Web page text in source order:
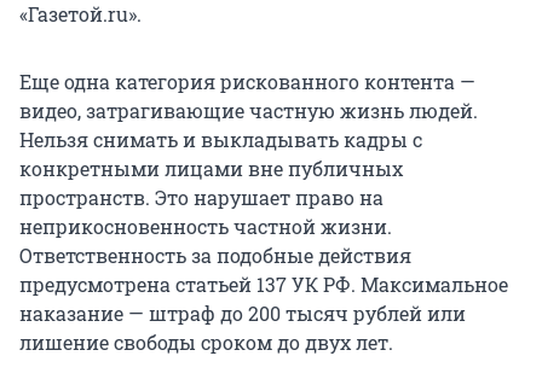
«Газетой.ru».
Еще одна категория рискованного контента —
видео, затрагивающие частную жизнь людей.
Нельзя снимать и выкладывать кадры с
конкретными лицами вне публичных
пространств. Это нарушает право на
неприкосновенность частной жизни.
Ответственность за подобные действия
предусмотрена статьей 137 УК РФ. Максимальное
наказание — штраф до 200 тысяч рублей или
лишение свободы сроком до двух лет.